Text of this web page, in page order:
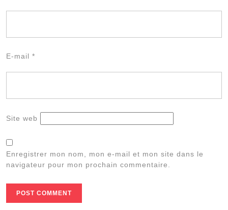
E-mail *
Site web
Enregistrer mon nom, mon e-mail et mon site dans le
navigateur pour mon prochain commentaire.